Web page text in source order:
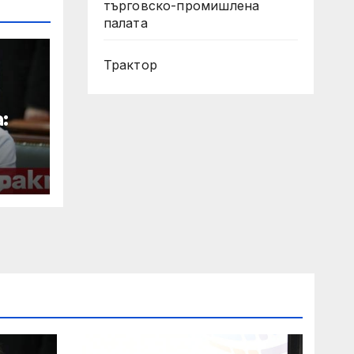
търговско-промишлена
палата
Трактор